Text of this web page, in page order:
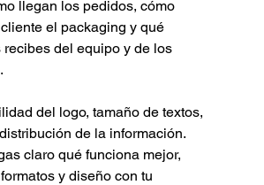
llegan los pedidos, cómo
el packaging y qué
recibes del equipo y de los
del logo, tamaño de textos,
de la información.
claro qué funciona mejor,
y diseño con tu